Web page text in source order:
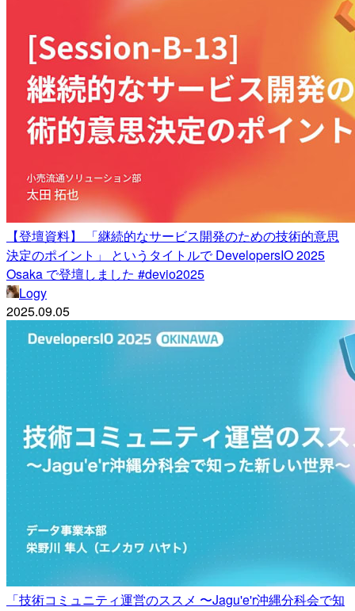
【登壇資料】 「継続的なサービス開発のための技術的意思
決定のポイント」 というタイトルで DevelopersIO 2025
Osaka で登壇しました #devio2025
Logy
2025.09.05
「技術コミュニティ運営のススメ 〜Jagu'e'r沖縄分科会で知